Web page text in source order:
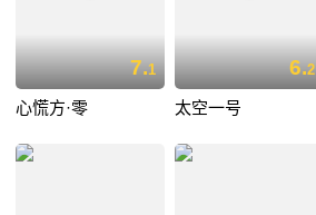
7.1
心慌方·零
6.2
太空一号